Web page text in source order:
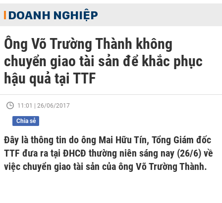
DOANH NGHIỆP
Ông Võ Trường Thành không
chuyển giao tài sản để khắc phục
hậu quả tại TTF
11:01 | 26/06/2017
Chia sẻ
Đây là thông tin do ông Mai Hữu Tín, Tổng Giám đốc
TTF đưa ra tại ĐHCĐ thường niên sáng nay (26/6) về
việc chuyển giao tài sản của ông Võ Trường Thành.